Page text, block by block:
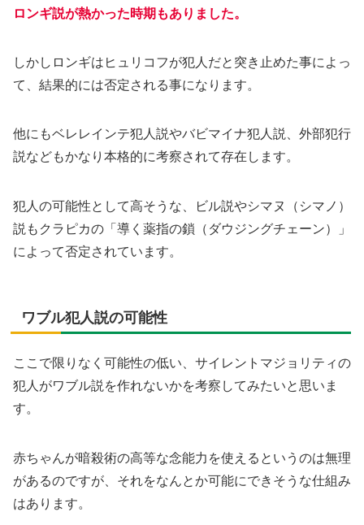
ロンギ説が熱かった時期もありました。
しかしロンギはヒュリコフが犯人だと突き止めた事によっ
て、結果的には否定される事になります。
他にもベレレインテ犯人説やバビマイナ犯人説、外部犯行
説などもかなり本格的に考察されて存在します。
犯人の可能性として高そうな、ビル説やシマヌ（シマノ）
説もクラピカの「導く薬指の鎖（ダウジングチェーン）」
によって否定されています。
ワブル犯人説の可能性
ここで限りなく可能性の低い、サイレントマジョリティの
犯人がワブル説を作れないかを考察してみたいと思いま
す。
赤ちゃんが暗殺術の高等な念能力を使えるというのは無理
があるのですが、それをなんとか可能にできそうな仕組み
はあります。